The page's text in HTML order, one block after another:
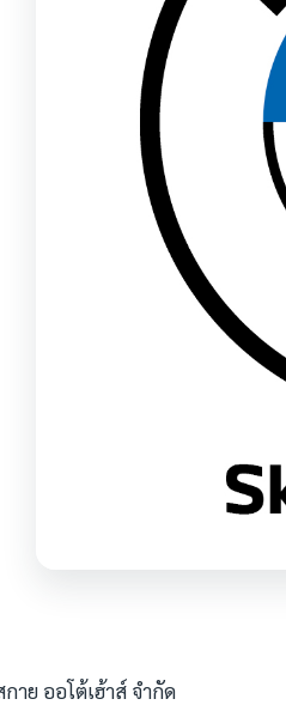
าย ออโต้เฮ้าส์ จำกัด